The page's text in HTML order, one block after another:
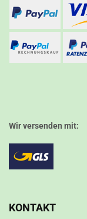
Wir versenden mit:
KONTAKT